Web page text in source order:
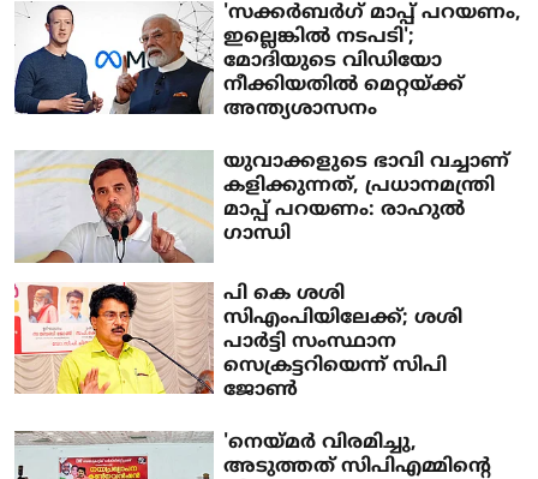
'സക്കര്‍ബര്‍ഗ് മാപ്പ് പറയണം,
ഇല്ലെങ്കില്‍ നടപടി';
മോദിയുടെ വിഡിയോ
നീക്കിയതില്‍ മെറ്റയ്ക്ക്
അന്ത്യശാസനം
യുവാക്കളുടെ ഭാവി വച്ചാണ്
കളിക്കുന്നത്, പ്രധാനമന്ത്രി
മാപ്പ് പറയണം: രാഹുല്‍
ഗാന്ധി
പി കെ ശശി
സിഎംപിയിലേക്ക്; ശശി
പാര്‍ട്ടി സംസ്ഥാന
സെക്രട്ടറിയെന്ന് സിപി
ജോണ്‍
'നെയ്മർ വിരമിച്ചു,
അടുത്തത് സിപിഎമ്മിന്റെ